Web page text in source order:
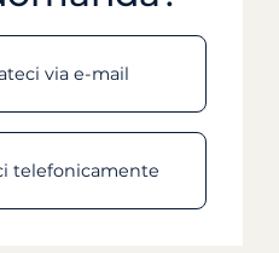
via e-mail
telefonicamente